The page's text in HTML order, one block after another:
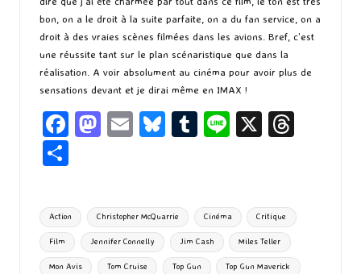
bon, on a le droit à la suite parfaite, on a du fan service, on a
droit à des vraies scènes filmées dans les avions. Bref, c’est
une réussite tant sur le plan scénaristique que dans la
réalisation. A voir absolument au cinéma pour avoir plus de
sensations devant et je dirai même en IMAX !
Fa
o
o
k
M
d
o
n
E
l
Bl
ky
T
bl
r
Li X
ta
g
er
Tags:
Action Christopher McQuarrie Cinéma Critique
Film Jennifer Connelly Jim Cash Miles Teller
Mon Avis Tom Cruise Top Gun Top Gun Maverick